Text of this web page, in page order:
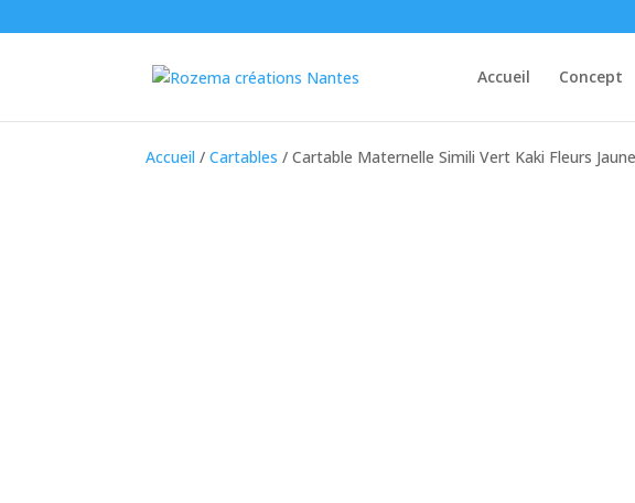
Accueil Concept
Accueil / Cartables / Cartable Maternelle Simili Vert Kaki Fleurs